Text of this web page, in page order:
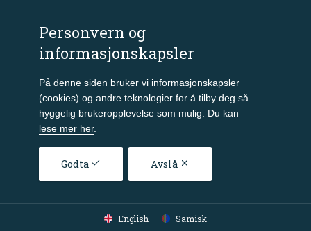
Personvern og
informasjonskapsler
På denne siden bruker vi informasjonskapsler
(cookies) og andre teknologier for å tilby deg så
hyggelig brukeropplevelse som mulig. Du kan
lese mer her.
Godta Avslå
Gå til hovedinnhold
English Samisk